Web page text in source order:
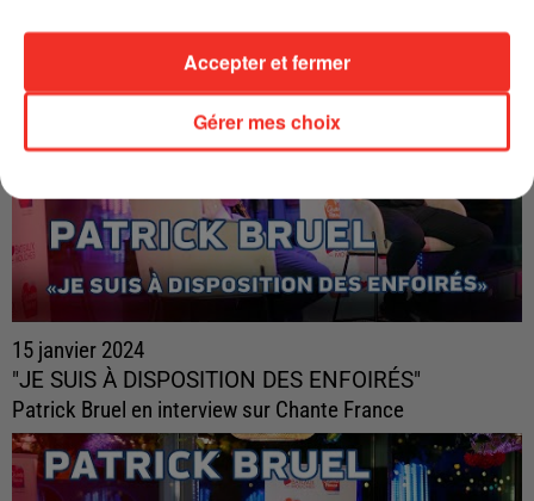
15 janvier 2024
"JE SUIS À DISPOSITION DES ENFOIRÉS"
Patrick Bruel en interview sur Chante France
Gérer mes choix
Accepter et fermer